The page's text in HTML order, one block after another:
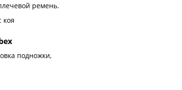
ремень.